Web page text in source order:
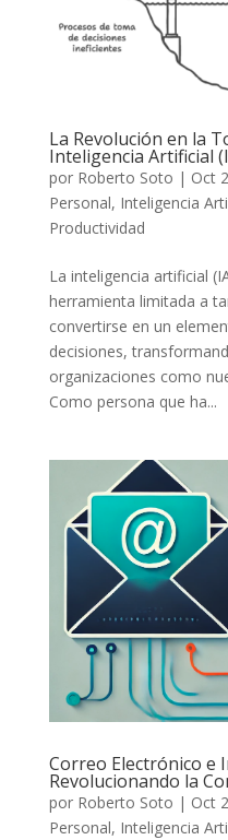
La Revolución en la
Inteligencia Artificial
por Roberto Soto | Oct
Personal, Inteligencia
Productividad
La inteligencia artificial
herramienta limitada a
convertirse en un
decisiones,
organizaciones como
Como persona que ha...
Correo Electrónico e
Revolucionando la
por Roberto Soto | Oct
Personal, Inteligencia